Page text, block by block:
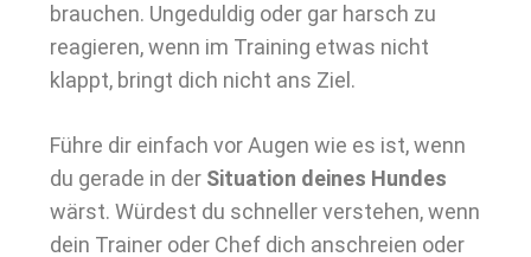
brauchen. Ungeduldig oder gar harsch zu
reagieren, wenn im Training etwas nicht
klappt, bringt dich nicht ans Ziel.
Führe dir einfach vor Augen wie es ist, wenn
du gerade in der Situation deines Hundes
wärst. Würdest du schneller verstehen, wenn
dein Trainer oder Chef dich anschreien oder